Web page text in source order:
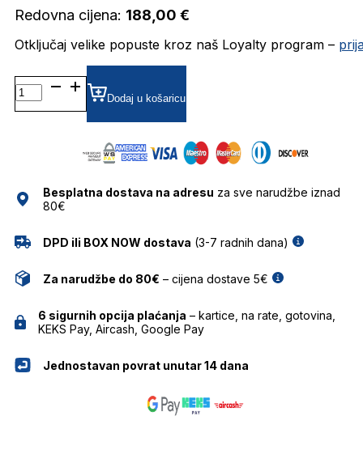
Redovna cijena: 188,00 €
Otključaj velike popuste kroz naš Loyalty program –
TF820957 DIOPTRIJSKI
OKVIRI
TITANFLEX
Dodaj u košaricu
Besplatna dostava na adresu za sve narudžbe iznad
80€
DPD ili BOX NOW dostava (3-7 radnih dana)
Za narudžbe do 80€ – cijena dostave 5€
6 sigurnih opcija plaćanja – kartice, na rate, gotovina,
KEKS Pay, Aircash, Google Pay
Jednostavan povrat unutar 14 dana